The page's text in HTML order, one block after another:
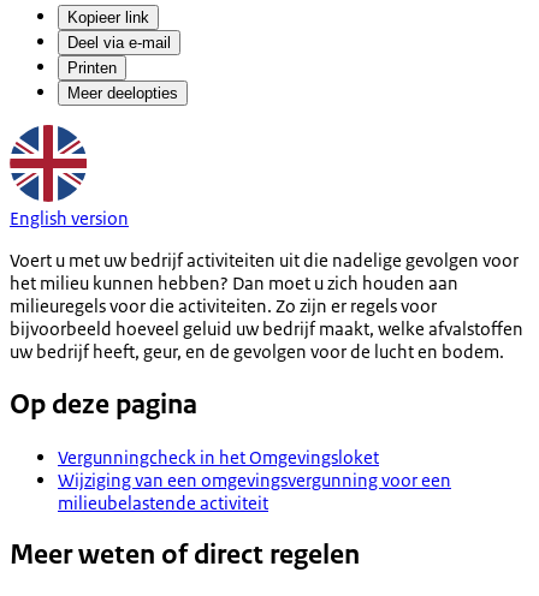
Kopieer link
Deel via e-mail
Printen
Meer deelopties
English version
Voert u met uw bedrijf activiteiten uit die nadelige gevolgen voor
het milieu kunnen hebben? Dan moet u zich houden aan
milieuregels voor die activiteiten. Zo zijn er regels voor
bijvoorbeeld hoeveel geluid uw bedrijf maakt, welke afvalstoffen
uw bedrijf heeft, geur, en de gevolgen voor de lucht en bodem.
Op deze pagina
Vergunningcheck in het Omgevingsloket
Wijziging van een omgevingsvergunning voor een
milieubelastende activiteit
Meer weten of direct regelen